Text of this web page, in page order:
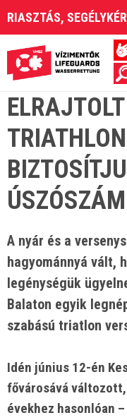
RIASZTÁS,
A nyár és a
hagyománnyá vált,
legénységük
Balaton egyik
szabású triatlon
Idén június 12-én
fővárosává
évekhez hasonlóan